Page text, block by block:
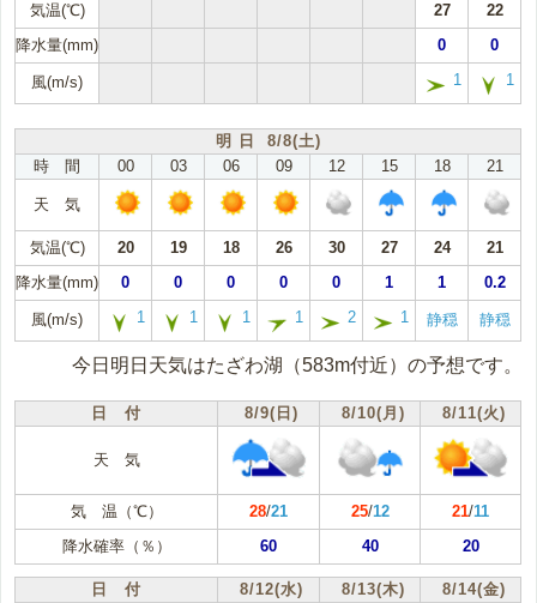
気温(℃) 27
22
降水量(mm)
0 0
風(m/s) 1 1
明 日 8/8(土)
時 間
00 03 06 09 12 15 18 21
天 気
気温(℃) 20 19 18 26 30 27 24
21
降水量(mm)
0 0 0 0 0 1 1 0.2
風(m/s) 1 1 1 1 2 1 静穏 静穏
今日明日天気はたざわ湖（583m付近）の予想です。
日 付 8/9(日) 8/10(月) 8/11(火)
天 気
気 温（℃） 28/21 25/12 21/11
降水確率（％）
60 40 20
日 付 8/12(水) 8/13(木) 8/14(金)